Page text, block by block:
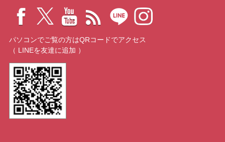
パソコンでご覧の方はQRコードでアクセス
（ LINEを友達に追加 ）